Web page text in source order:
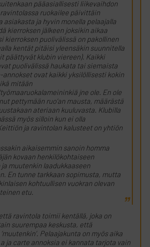
pääasiallisesti liikevaihdon
ruokailee päivittäin
asiakasta ja hyvin monella pelaajalla
kierroksen jälkeen joksikin aikaa
kierroksen puolivälissä on pakollinen
kentät pitäisi yleensäkin suunnitella
päättyvät klubin viereen). Kaikki
puolivälissä haukata tai siemaista
annokset ovat kaikki yksilöllisesti kokin
mitään
jne ole. En ole
pettymään ruo’an mausta, määrästä
ateriaan kuuluvasta. Klubilla
myös silloin kun ei olla
ja ravintolan kalusteet on yhtiön
aikaisemmin sanoin homma
kovaan henkilökohtaiseen
muutenkin laadukkaaseen
En tunne tarkkaan sopimusta, mutta
kohtuullisen vuokran olevan
etu.
ravintola toimii kentällä, joka on
suurempaa keskusta, että
Pelaajakunta on myös aika
ja carte annoksia ei kannata tarjota vain